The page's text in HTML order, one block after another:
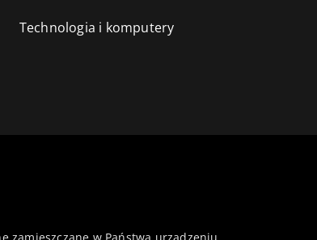
Technologia i komputery